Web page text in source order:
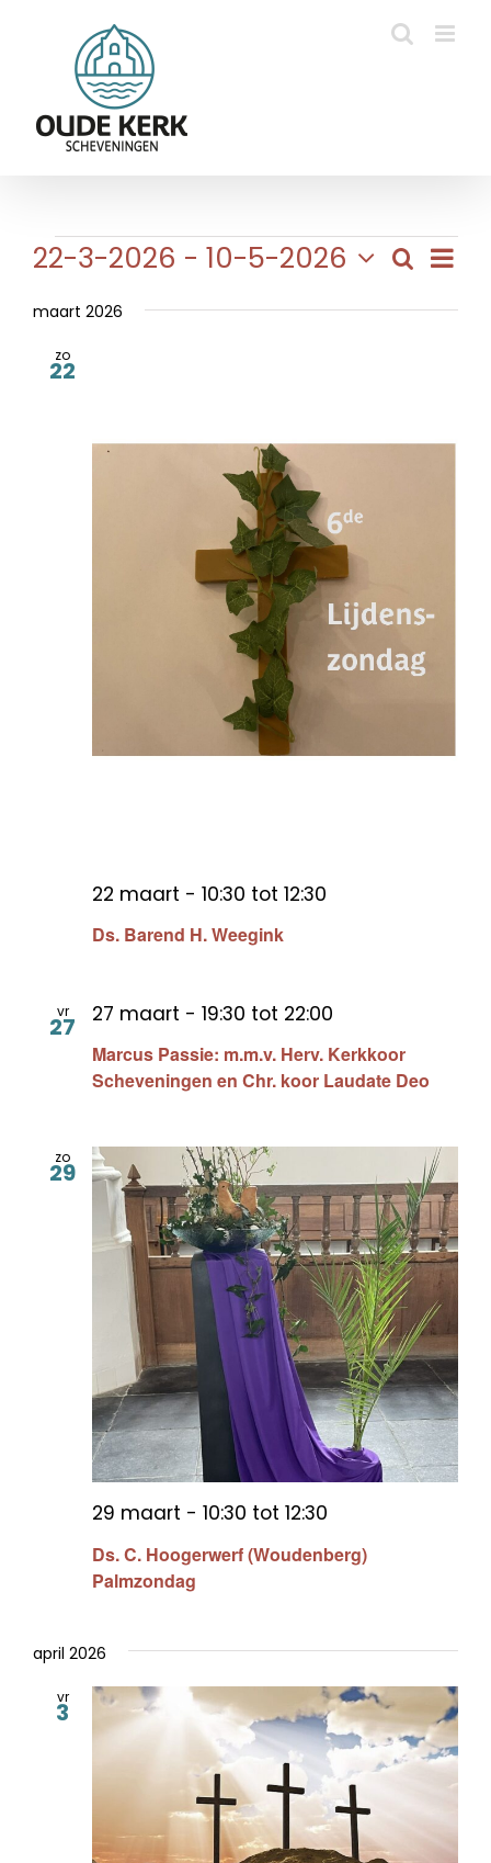
Evenementen Zoeken
Lijst
22-3-2026 - 10-5-2026
een
datum.
maart 2026
zo
22
Ds. Barend H. Weegink
22 maart - 10:30 tot 12:30
vr
27
Marcus Passie: m.m.v. Herv. Kerkkoor
Scheveningen en Chr. koor Laudate Deo
27 maart - 19:30 tot 22:00
zo
29
Ds. C. Hoogerwerf (Woudenberg)
Palmzondag
29 maart - 10:30 tot 12:30
april 2026
vr
3